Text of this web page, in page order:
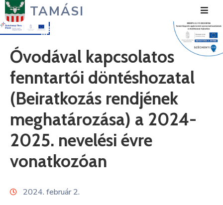
TAMÁSI
Hírek
Városunk
Polgármesteri
Hivatal
Közérdekű
Turizmus
Fejlesztések
Óvodával kapcsolatos
fenntartói döntéshozatal
(Beiratkozás rendjének
meghatározása) a 2024-
2025. nevelési évre
vonatkozóan
2024. február 2.